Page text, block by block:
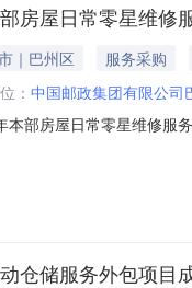
房屋日常零星维修
｜巴州区 服务采购
： 中国邮政集团有限公司
本部房屋日常零星维修服
交公告在中国邮政集团
仓储服务外包项目